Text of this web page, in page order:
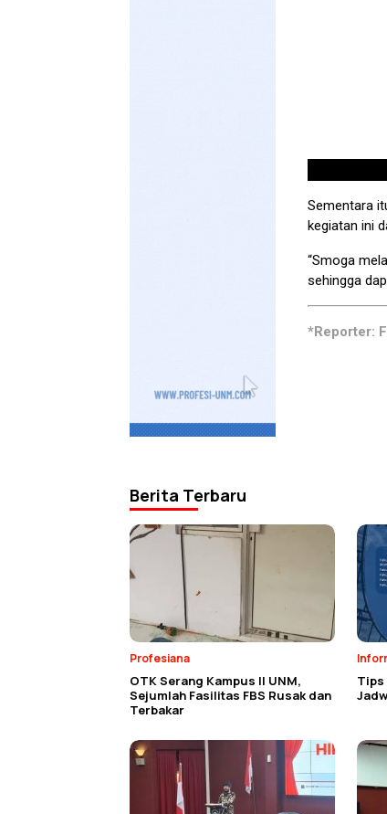
Sementara
kegiatan ini
“Smoga
sehingga
*Reporter:
Berita Terbaru
Profesiana
OTK Serang Kampus II UNM,
Sejumlah Fasilitas FBS Rusak dan
Terbakar
Tips